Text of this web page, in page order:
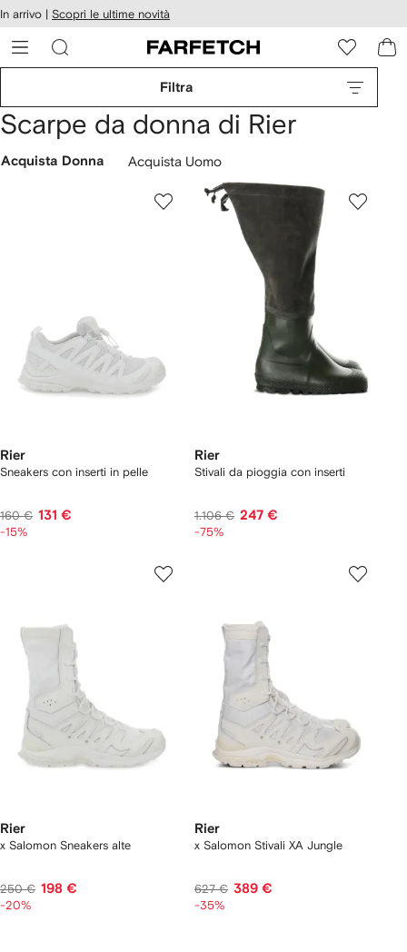
ai
In arrivo | Scopri le ultime novità
Filtra
Scarpe da donna di Rier
Acquista Donna Acquista Uomo
Rier
Sneakers con inserti in pelle
160 € 131 €
-15%
Rier
Stivali da pioggia con inserti
1.106 € 247 €
-75%
Rier
x Salomon Sneakers alte
250 € 198 €
-20%
Rier
x Salomon Stivali XA Jungle
627 € 389 €
-35%